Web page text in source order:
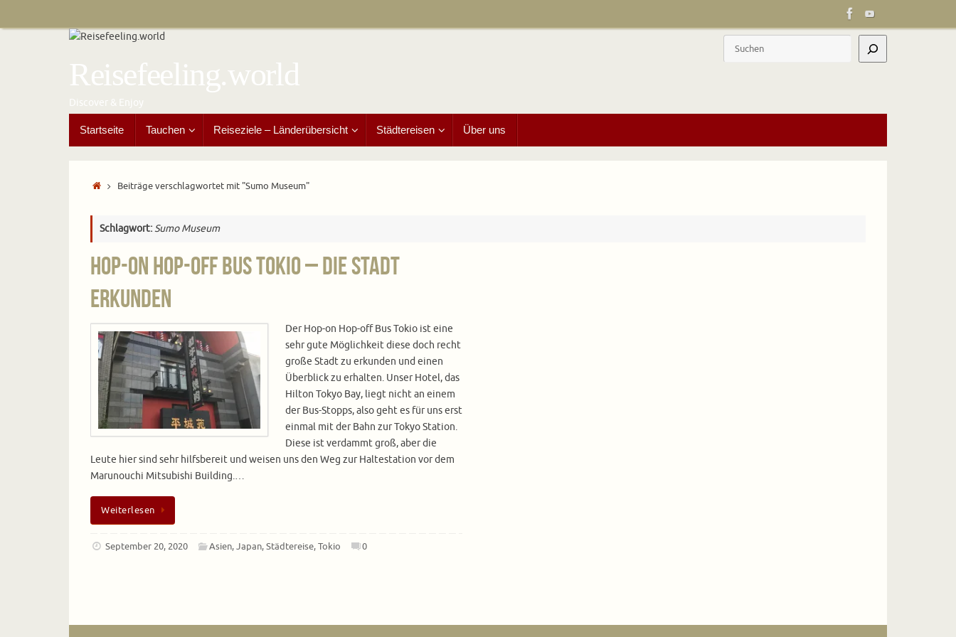
Reisefeeling.world
Discover & Enjoy
Suchen
Inhalt
springen
Startseite Tauchen Reiseziele – Länderübersicht Städtereisen Über uns
StartBeiträge verschlagwortet mit "Sumo Museum"
Schlagwort:Sumo Museum
Hop-On Hop-Off Bus Tokio – Die Stadt
erkunden
Der Hop-on Hop-off Bus Tokio ist eine
sehr gute Möglichkeit diese doch recht
große Stadt zu erkunden und einen
Überblick zu erhalten. Unser Hotel, das
Hilton Tokyo Bay, liegt nicht an einem
der Bus-Stopps, also geht es für uns erst
einmal mit der Bahn zur Tokyo Station.
Diese ist verdammt groß, aber die
Leute hier sind sehr hilfsbereit und weisen uns den Weg zur Haltestation vor dem
Marunouchi Mitsubishi Building.…
Weiterlesen
September 20, 2020 Asien,Japan,Städtereise,Tokio 0